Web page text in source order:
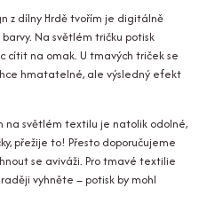
z dílny Hrdě tvořím je digitálně
Na světlém tričku potisk
cítit na omak. U tmavých triček se
hmatatelné, ale výsledný efekt
na světlém textilu je natolik odolné,
přežije to! Přesto doporučujeme
se aviváži. Pro tmavé textilie
vyhněte – potisk by mohl